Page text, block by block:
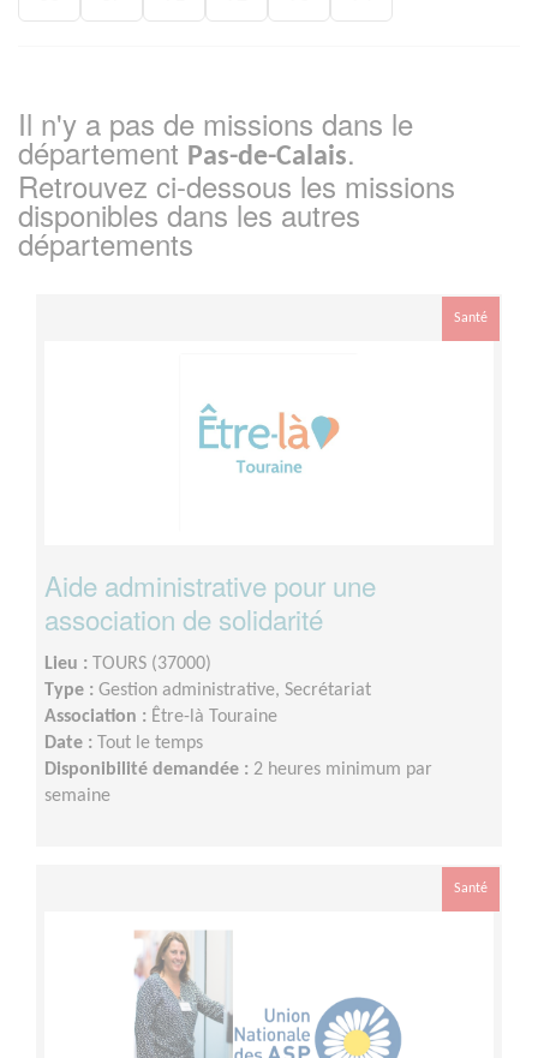
Il n'y a pas de missions dans le
département Pas-de-Calais.
Retrouvez ci-dessous les missions
disponibles dans les autres
départements
Santé
Aide administrative pour une
association de solidarité
Lieu :
TOURS (37000)
Type : Gestion administrative, Secrétariat
Association : Être-là Touraine
Date :
Tout le temps
Disponibilité demandée : 2 heures minimum par
semaine
Santé